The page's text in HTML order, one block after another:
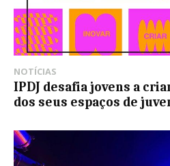
NOTÍCIAS
IPDJ desafia jovens a
dos seus espaços de